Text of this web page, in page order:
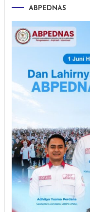
ABPEDNAS